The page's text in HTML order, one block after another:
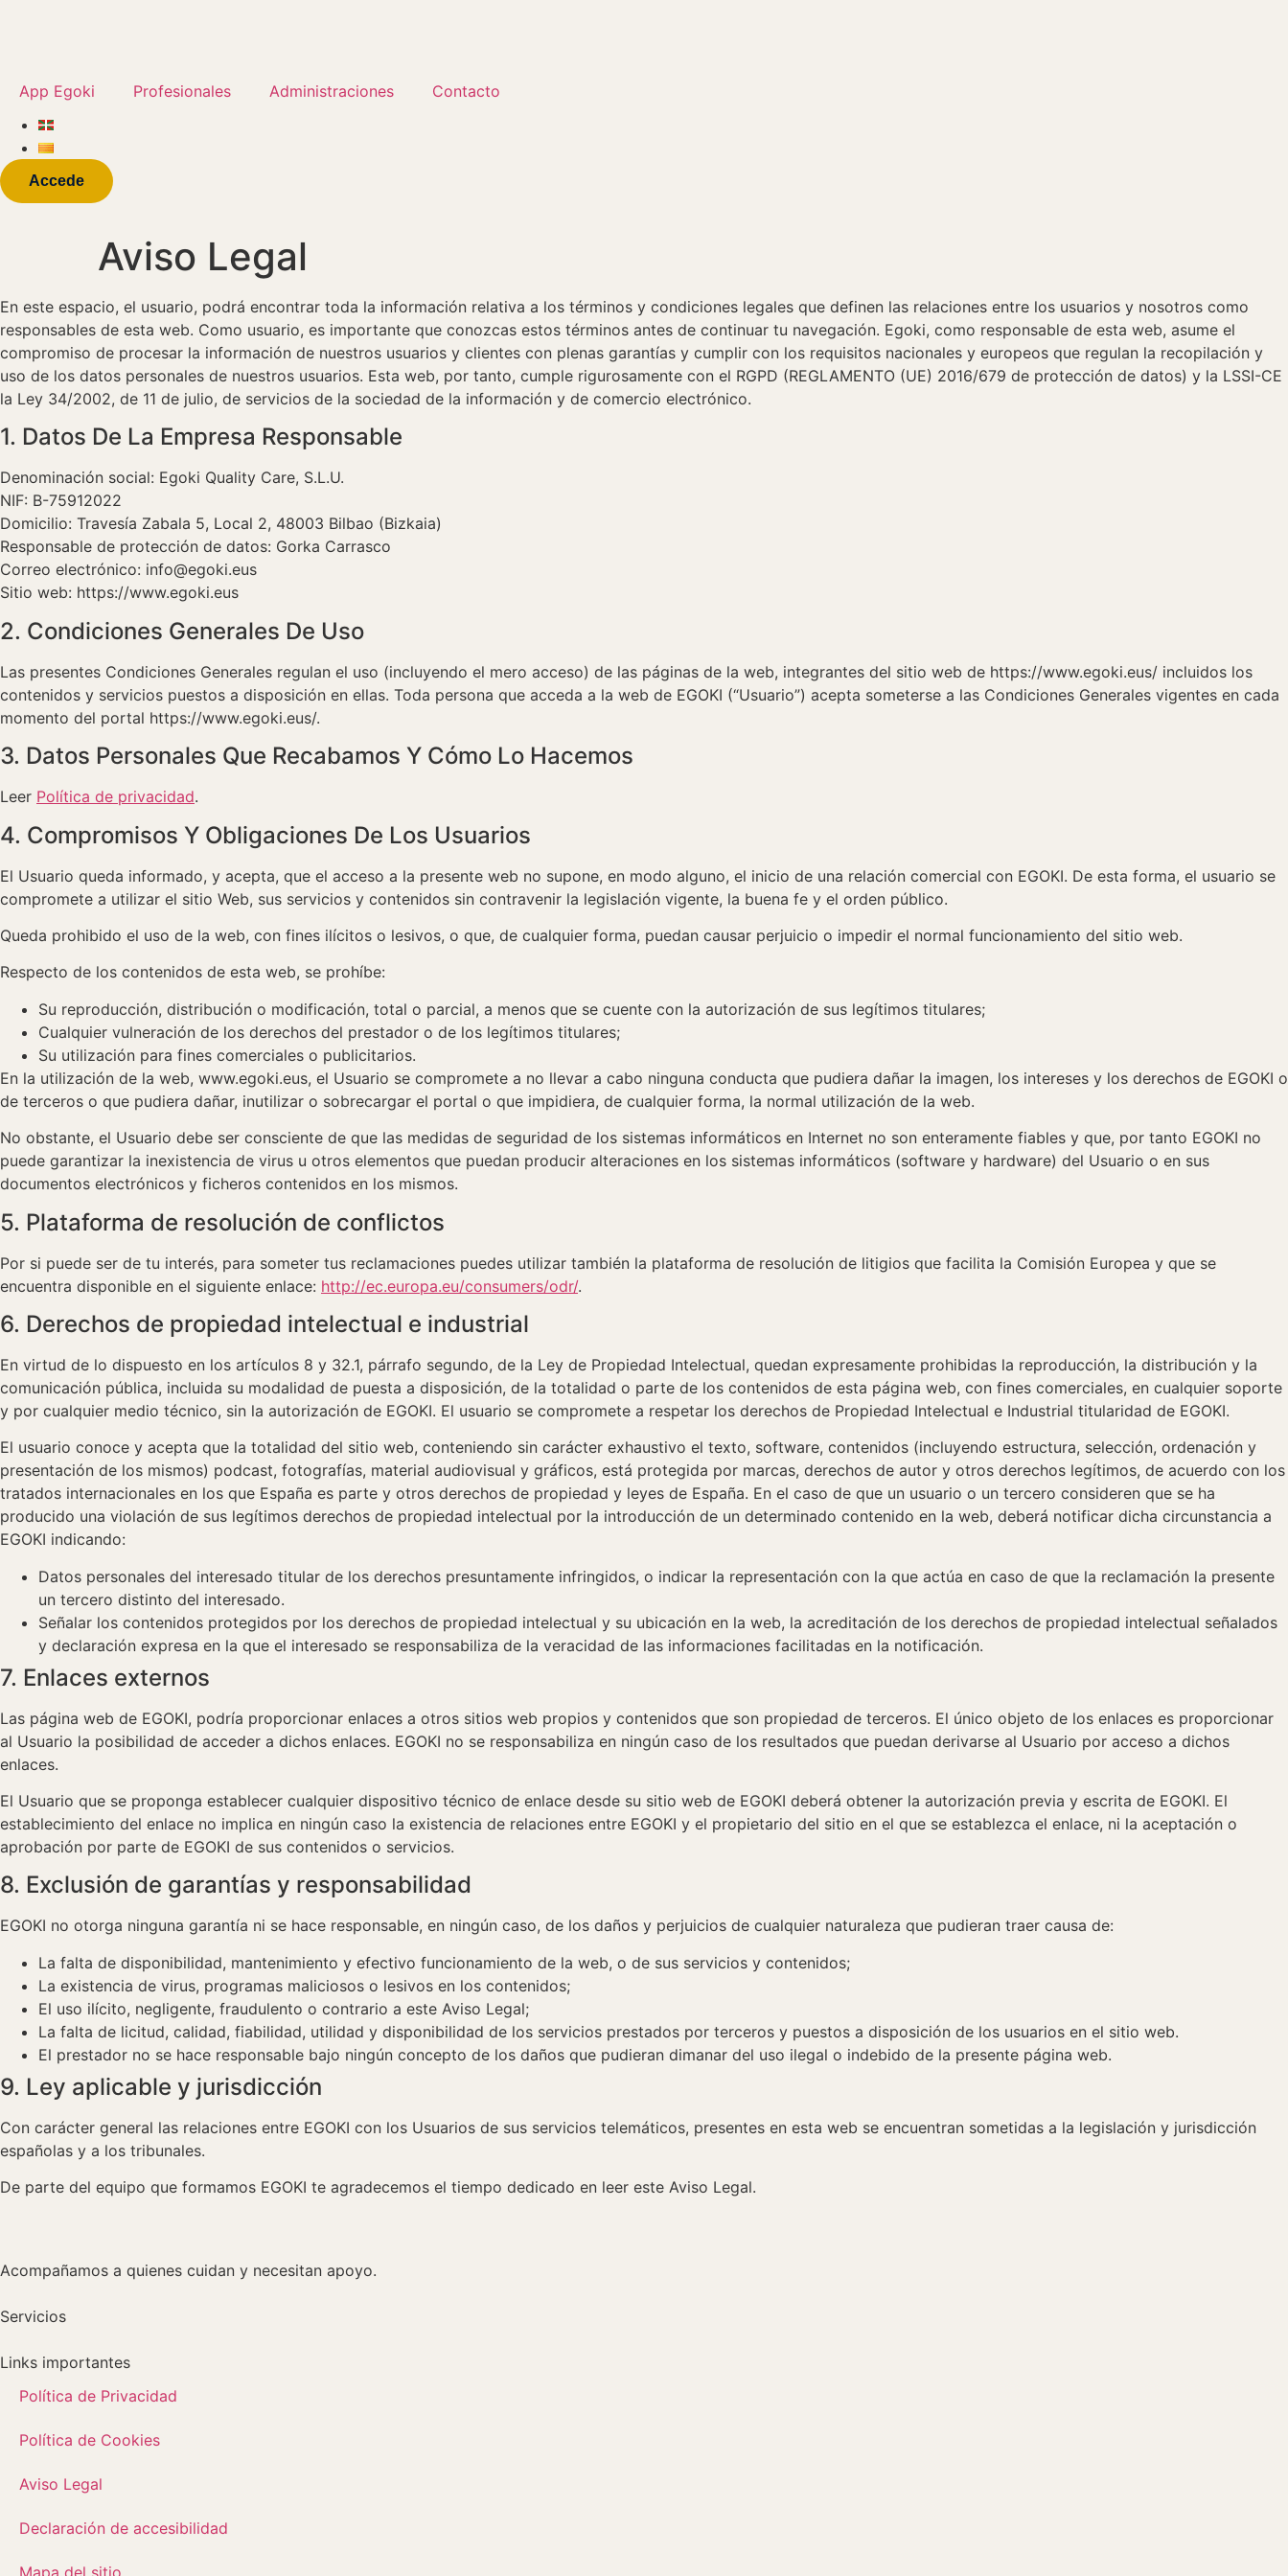
App Egoki Profesionales Administraciones Contacto
Accede
Aviso Legal
En este espacio, el usuario, podrá encontrar toda la información relativa a los términos y condiciones legales que definen las relaciones entre los usuarios y nosotros como
responsables de esta web. Como usuario, es importante que conozcas estos términos antes de continuar tu navegación. Egoki, como responsable de esta web, asume el
compromiso de procesar la información de nuestros usuarios y clientes con plenas garantías y cumplir con los requisitos nacionales y europeos que regulan la recopilación y
uso de los datos personales de nuestros usuarios. Esta web, por tanto, cumple rigurosamente con el RGPD (REGLAMENTO (UE) 2016/679 de protección de datos) y la LSSI-CE
la Ley 34/2002, de 11 de julio, de servicios de la sociedad de la información y de comercio electrónico.
1. Datos De La Empresa Responsable
Denominación social: Egoki Quality Care, S.L.U.
NIF: B-75912022
Domicilio: Travesía Zabala 5, Local 2, 48003 Bilbao (Bizkaia)
Responsable de protección de datos: Gorka Carrasco
Correo electrónico: info@egoki.eus
Sitio web: https://www.egoki.eus
2. Condiciones Generales De Uso
Las presentes Condiciones Generales regulan el uso (incluyendo el mero acceso) de las páginas de la web, integrantes del sitio web de https://www.egoki.eus/ incluidos los
contenidos y servicios puestos a disposición en ellas. Toda persona que acceda a la web de EGOKI (“Usuario”) acepta someterse a las Condiciones Generales vigentes en cada
momento del portal https://www.egoki.eus/.
3. Datos Personales Que Recabamos Y Cómo Lo Hacemos
Leer Política de privacidad.
4. Compromisos Y Obligaciones De Los Usuarios
El Usuario queda informado, y acepta, que el acceso a la presente web no supone, en modo alguno, el inicio de una relación comercial con EGOKI. De esta forma, el usuario se
compromete a utilizar el sitio Web, sus servicios y contenidos sin contravenir la legislación vigente, la buena fe y el orden público.
Queda prohibido el uso de la web, con fines ilícitos o lesivos, o que, de cualquier forma, puedan causar perjuicio o impedir el normal funcionamiento del sitio web.
Respecto de los contenidos de esta web, se prohíbe:
Su reproducción, distribución o modificación, total o parcial, a menos que se cuente con la autorización de sus legítimos titulares;
Cualquier vulneración de los derechos del prestador o de los legítimos titulares;
Su utilización para fines comerciales o publicitarios.
En la utilización de la web, www.egoki.eus, el Usuario se compromete a no llevar a cabo ninguna conducta que pudiera dañar la imagen, los intereses y los derechos de EGOKI o
de terceros o que pudiera dañar, inutilizar o sobrecargar el portal o que impidiera, de cualquier forma, la normal utilización de la web.
No obstante, el Usuario debe ser consciente de que las medidas de seguridad de los sistemas informáticos en Internet no son enteramente fiables y que, por tanto EGOKI no
puede garantizar la inexistencia de virus u otros elementos que puedan producir alteraciones en los sistemas informáticos (software y hardware) del Usuario o en sus
documentos electrónicos y ficheros contenidos en los mismos.
5. Plataforma de resolución de conflictos
Por si puede ser de tu interés, para someter tus reclamaciones puedes utilizar también la plataforma de resolución de litigios que facilita la Comisión Europea y que se
encuentra disponible en el siguiente enlace: http://ec.europa.eu/consumers/odr/.
6. Derechos de propiedad intelectual e industrial
En virtud de lo dispuesto en los artículos 8 y 32.1, párrafo segundo, de la Ley de Propiedad Intelectual, quedan expresamente prohibidas la reproducción, la distribución y la
comunicación pública, incluida su modalidad de puesta a disposición, de la totalidad o parte de los contenidos de esta página web, con fines comerciales, en cualquier soporte
y por cualquier medio técnico, sin la autorización de EGOKI. El usuario se compromete a respetar los derechos de Propiedad Intelectual e Industrial titularidad de EGOKI.
El usuario conoce y acepta que la totalidad del sitio web, conteniendo sin carácter exhaustivo el texto, software, contenidos (incluyendo estructura, selección, ordenación y
presentación de los mismos) podcast, fotografías, material audiovisual y gráficos, está protegida por marcas, derechos de autor y otros derechos legítimos, de acuerdo con los
tratados internacionales en los que España es parte y otros derechos de propiedad y leyes de España. En el caso de que un usuario o un tercero consideren que se ha
producido una violación de sus legítimos derechos de propiedad intelectual por la introducción de un determinado contenido en la web, deberá notificar dicha circunstancia a
EGOKI indicando:
Datos personales del interesado titular de los derechos presuntamente infringidos, o indicar la representación con la que actúa en caso de que la reclamación la presente
un tercero distinto del interesado.
Señalar los contenidos protegidos por los derechos de propiedad intelectual y su ubicación en la web, la acreditación de los derechos de propiedad intelectual señalados
y declaración expresa en la que el interesado se responsabiliza de la veracidad de las informaciones facilitadas en la notificación.
7. Enlaces externos
Las página web de EGOKI, podría proporcionar enlaces a otros sitios web propios y contenidos que son propiedad de terceros. El único objeto de los enlaces es proporcionar
al Usuario la posibilidad de acceder a dichos enlaces. EGOKI no se responsabiliza en ningún caso de los resultados que puedan derivarse al Usuario por acceso a dichos
enlaces.
El Usuario que se proponga establecer cualquier dispositivo técnico de enlace desde su sitio web de EGOKI deberá obtener la autorización previa y escrita de EGOKI. El
establecimiento del enlace no implica en ningún caso la existencia de relaciones entre EGOKI y el propietario del sitio en el que se establezca el enlace, ni la aceptación o
aprobación por parte de EGOKI de sus contenidos o servicios.
8. Exclusión de garantías y responsabilidad
EGOKI no otorga ninguna garantía ni se hace responsable, en ningún caso, de los daños y perjuicios de cualquier naturaleza que pudieran traer causa de:
La falta de disponibilidad, mantenimiento y efectivo funcionamiento de la web, o de sus servicios y contenidos;
La existencia de virus, programas maliciosos o lesivos en los contenidos;
El uso ilícito, negligente, fraudulento o contrario a este Aviso Legal;
La falta de licitud, calidad, fiabilidad, utilidad y disponibilidad de los servicios prestados por terceros y puestos a disposición de los usuarios en el sitio web.
El prestador no se hace responsable bajo ningún concepto de los daños que pudieran dimanar del uso ilegal o indebido de la presente página web.
9. Ley aplicable y jurisdicción
Con carácter general las relaciones entre EGOKI con los Usuarios de sus servicios telemáticos, presentes en esta web se encuentran sometidas a la legislación y jurisdicción
españolas y a los tribunales.
De parte del equipo que formamos EGOKI te agradecemos el tiempo dedicado en leer este Aviso Legal.
Acompañamos a quienes cuidan y necesitan apoyo.
Servicios
Links importantes
Política de Privacidad
Política de Cookies
Aviso Legal
Declaración de accesibilidad
Mapa del sitio